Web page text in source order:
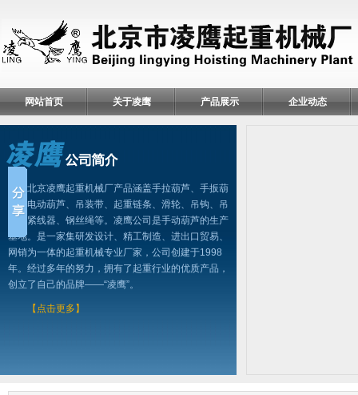
网站首页 关于凌鹰 产品展示 企业动态
北京凌鹰起重机械厂产品涵盖手拉葫芦、手扳葫
芦、电动葫芦、吊装带、起重链条、滑轮、吊钩、吊
具、紧线器、钢丝绳等。凌鹰公司是手动葫芦的生产
基地。是一家集研发设计、精工制造、进出口贸易、
网销为一体的起重机械专业厂家，公司创建于1998
年。经过多年的努力，拥有了起重行业的优质产品，
创立了自己的品牌——“凌鹰”。
【点击更多】